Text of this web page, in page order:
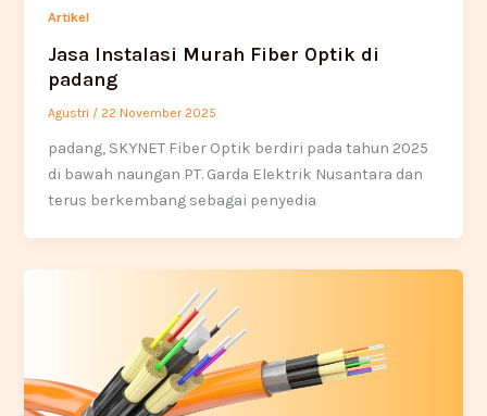
Artikel
Jasa Instalasi Murah Fiber Optik di
padang
Agustri / 22 November 2025
padang, SKYNET Fiber Optik berdiri pada tahun 2025
di bawah naungan PT. Garda Elektrik Nusantara dan
terus berkembang sebagai penyedia